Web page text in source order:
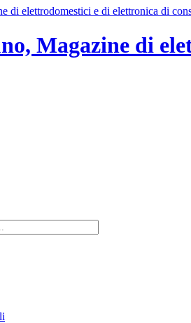
Magazine di